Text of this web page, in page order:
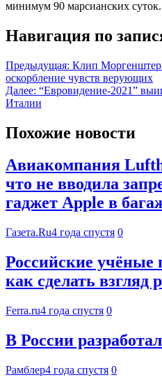
минимум 90 марсианских суток.
Навигация по
Предыдущая: Клип
оскорбление чувств верующих
Далее: “Евровидение-2021”
Италии
Похожие новости
Авиакомпания
что не вводила
гаджет Apple в
Газета.Ru4 года спустя 0
Российские учёные
как сделать взгляд
Ferra.ru4 года спустя 0
В России
Рамблер4 года спустя 0